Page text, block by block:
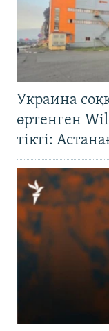
Украина
өртенген
тікті: